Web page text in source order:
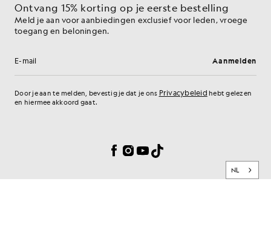
Ontvang 15% korting op je eerste bestelling
Meld je aan voor aanbiedingen exclusief voor leden, vroege
toegang en beloningen.
E-mailadres Aanmelden
Door je aan te melden, bevestig je dat je ons Privacybeleid hebt gelezen
en hiermee akkoord gaat.
Facebook
Instagram
YouTube
TikTok
NL